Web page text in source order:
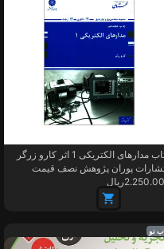
کتاب مدارهای الکتریکی 1 اثر کارو زرگر
پوران پژوهش نصف قیمت
نو